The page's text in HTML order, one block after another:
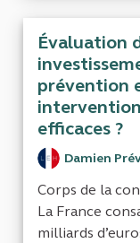
Évaluation
prévention
efficaces ?
Damien
Corps de la
La France
milliards